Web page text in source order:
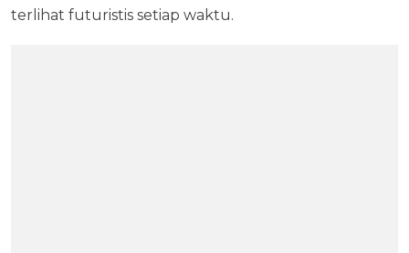
terlihat futuristis setiap waktu.